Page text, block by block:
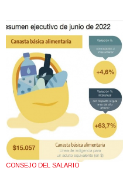
CONSEJO DEL SALARIO